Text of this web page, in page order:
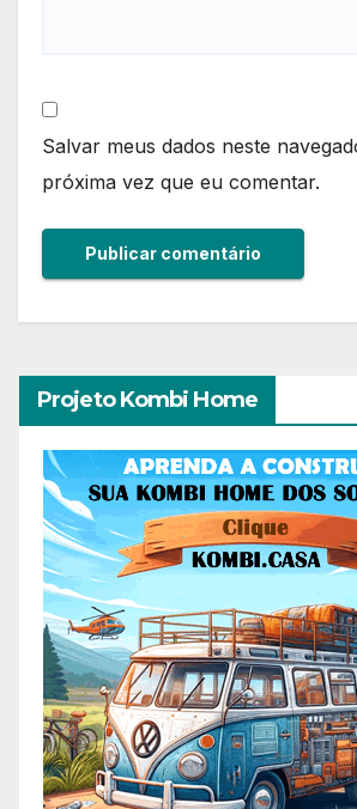
Salvar meus dados neste
próxima vez que eu comentar.
Projeto Kombi Home